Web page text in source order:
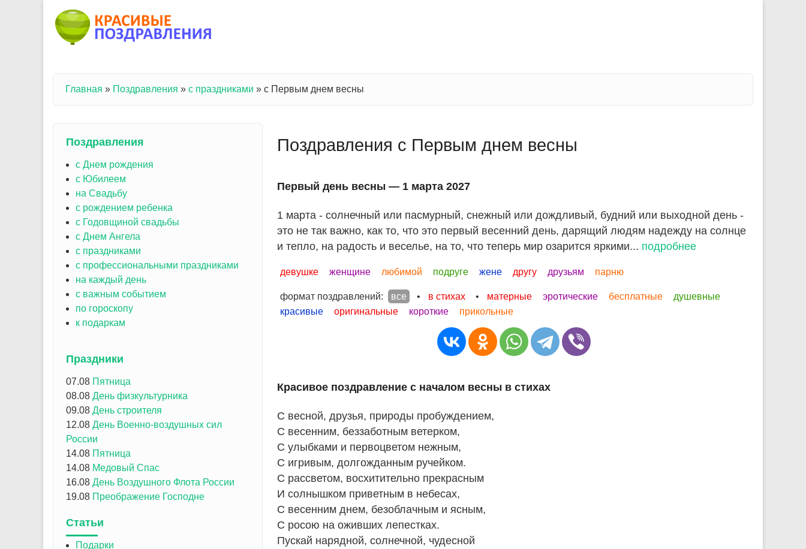
Вы здесь
Главная » Поздравления » с праздниками » с Первым днем весны
Поздравления с Первым днем весны
Первый день весны — 1 марта 2027
1 марта - солнечный или пасмурный, снежный или дождливый, будний или выходной день -
это не так важно, как то, что это первый весенний день, дарящий людям надежду на солнце
и тепло, на радость и веселье, на то, что теперь мир озарится яркими... подробнее
девушке женщине любимой подруге жене другу друзьям парню
формат поздравлений: все • в стихах • матерные эротические бесплатные
душевные
красивые
оригинальные короткие прикольные
Красивое поздравление с началом весны в стихах
С весной, друзья, природы пробуждением,
С весенним, беззаботным ветерком,
С улыбками и первоцветом нежным,
С игривым, долгожданным ручейком.
С рассветом, восхитительно прекрасным
И солнышком приветным в небесах,
С весенним днем, безоблачным и ясным,
С росою на оживших лепестках.
Пускай нарядной, солнечной, чудесной
Поздравления
с Днем рождения
с Юбилеем
на Свадьбу
с рождением ребенка
с Годовщиной свадьбы
с Днем Ангела
с праздниками
с профессиональными праздниками
на каждый день
с важным событием
по гороскопу
к подаркам
Праздники
07.08 Пятница
08.08 День физкультурника
09.08 День строителя
12.08 День Военно-воздушных сил
России
14.08 Пятница
14.08 Медовый Спас
16.08 День Воздушного Флота России
19.08 Преображение Господне
Статьи
Подарки